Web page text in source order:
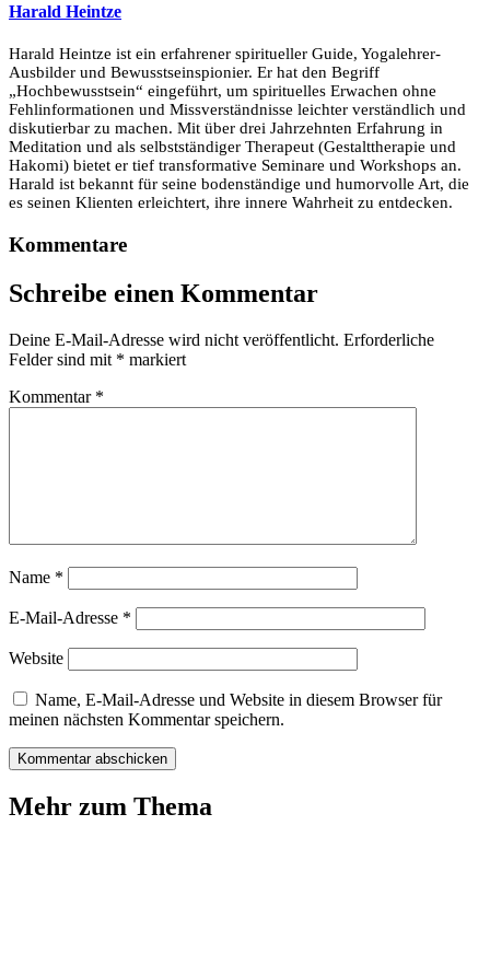
Harald Heintze
Harald Heintze ist ein erfahrener spiritueller Guide, Yogalehrer-
Ausbilder und Bewusstseinspionier. Er hat den Begriff
„Hochbewusstsein“ eingeführt, um spirituelles Erwachen ohne
Fehlinformationen und Missverständnisse leichter verständlich und
diskutierbar zu machen. Mit über drei Jahrzehnten Erfahrung in
Meditation und als selbstständiger Therapeut (Gestalttherapie und
Hakomi) bietet er tief transformative Seminare und Workshops an.
Harald ist bekannt für seine bodenständige und humorvolle Art, die
es seinen Klienten erleichtert, ihre innere Wahrheit zu entdecken.
Kommentare
Schreibe einen Kommentar
Deine E-Mail-Adresse wird nicht veröffentlicht. Erforderliche
Felder sind mit * markiert
Kommentar *
Name *
E-Mail-Adresse *
Website
Name, E-Mail-Adresse und Website in diesem Browser für
meinen nächsten Kommentar speichern.
Mehr zum Thema